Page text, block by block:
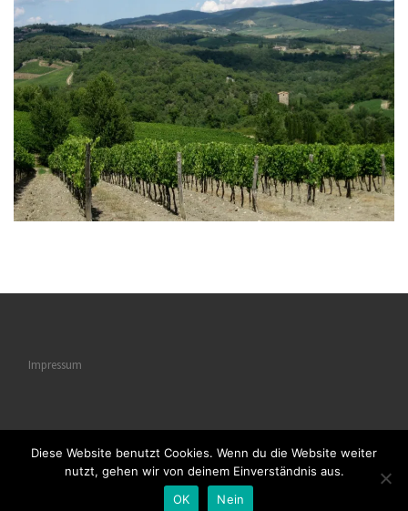
Impressum
© 2026Naturstrukturen– Alle Rechte vorbehalten
– Entworfen mit dem
Diese Website benutzt Cookies. Wenn du die Website weiter
nutzt, gehen wir von deinem Einverständnis aus.
OK
Nein